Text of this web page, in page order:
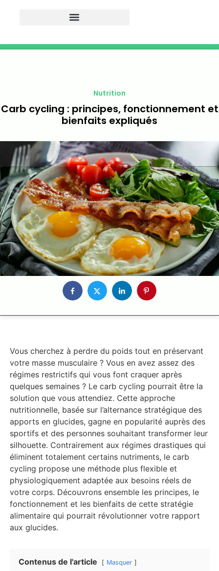
Nutrition
Carb cycling : principes, fonctionnement et
bienfaits expliqués
Vous cherchez à perdre du poids tout en préservant
votre masse musculaire ? Vous en avez assez des
régimes restrictifs qui vous font craquer après
quelques semaines ? Le carb cycling pourrait être la
solution que vous attendiez. Cette approche
nutritionnelle, basée sur l’alternance stratégique des
apports en glucides, gagne en popularité auprès des
sportifs et des personnes souhaitant transformer leur
silhouette. Contrairement aux régimes drastiques qui
éliminent totalement certains nutriments, le carb
cycling propose une méthode plus flexible et
physiologiquement adaptée aux besoins réels de
votre corps. Découvrons ensemble les principes, le
fonctionnement et les bienfaits de cette stratégie
alimentaire qui pourrait révolutionner votre rapport
aux glucides.
Contenus de l'article Masquer